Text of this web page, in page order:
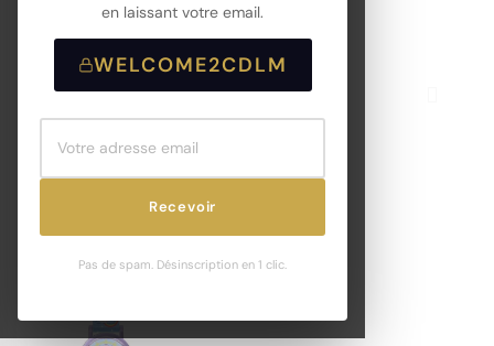
en laissant votre email.
WELCOME2CDLM
Recevoir
Pas de spam. Désinscription en 1 clic.